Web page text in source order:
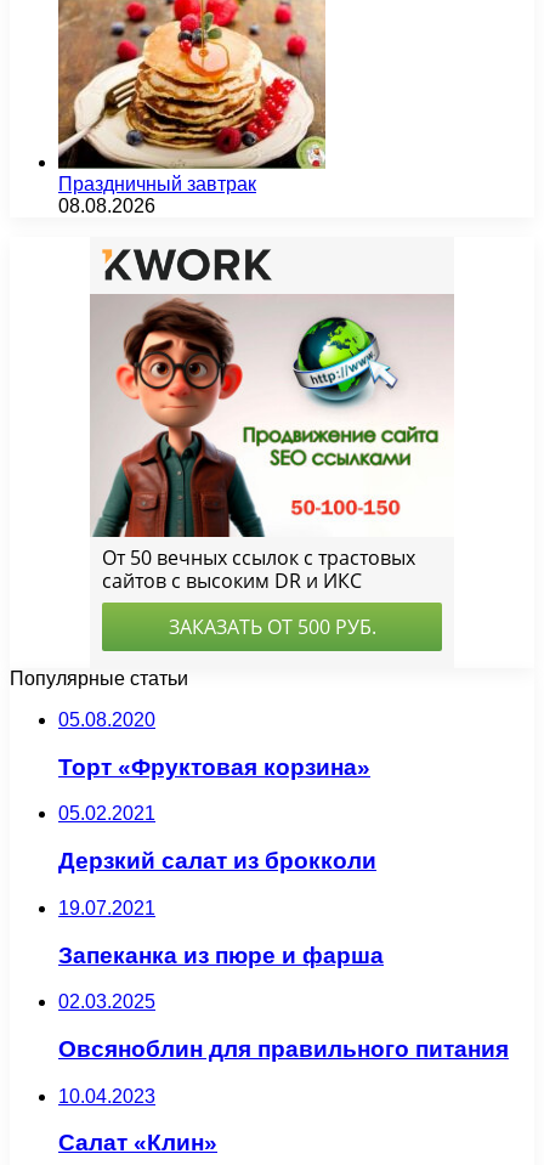
Праздничный завтрак
08.08.2026
Популярные статьи
05.08.2020
Торт «Фруктовая корзина»
05.02.2021
Дерзкий салат из брокколи
19.07.2021
Запеканка из пюре и фарша
02.03.2025
Овсяноблин для правильного питания
10.04.2023
Салат «Клин»